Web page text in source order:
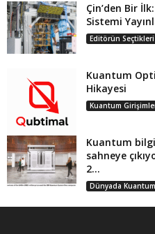
Çin’den Bir
Sistemi
Editörün Seçtikleri
Kuantum
Hikayesi
Kuantum
Kuantum
sahneye
2...
Dünyada